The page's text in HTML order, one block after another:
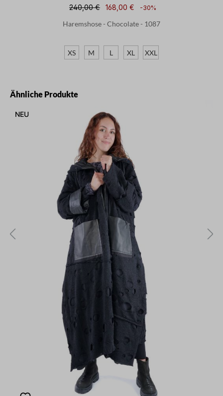
240,00 €
168,00 € -30%
Haremshose - Chocolate - 1087
XS M L XL XXL
Produktgalerie überspringen
Ähnliche Produkte
NEU